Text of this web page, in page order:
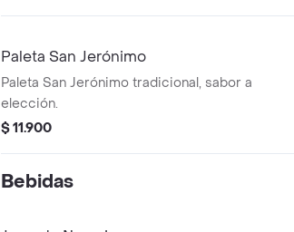
Paleta San Jerónimo
Paleta San Jerónimo tradicional, sabor a
elección.
$ 11.900
Bebidas